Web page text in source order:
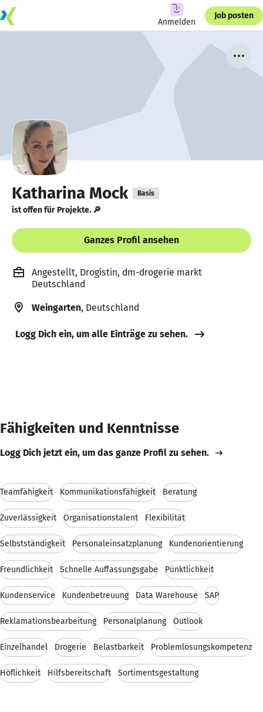
Anmelden
Job posten
Katharina Mock Basis
ist offen für Projekte. 🔎
Ganzes Profil ansehen
Angestellt, Drogistin, dm-drogerie markt
Deutschland
Weingarten, Deutschland
Logg Dich ein, um alle Einträge zu sehen.
Fähigkeiten und Kenntnisse
Logg Dich jetzt ein, um das ganze Profil zu sehen.
Teamfähigkeit Kommunikationsfähigkeit Beratung
Zuverlässigkeit Organisationstalent Flexibilität
Selbstständigkeit Personaleinsatzplanung Kundenorientierung
Freundlichkeit Schnelle Auffassungsgabe Pünktlichkeit
Kundenservice Kundenbetreuung Data Warehouse SAP
Reklamationsbearbeitung Personalplanung Outlook
Einzelhandel Drogerie Belastbarkeit Problemlösungskompetenz
Höflichkeit Hilfsbereitschaft Sortimentsgestaltung